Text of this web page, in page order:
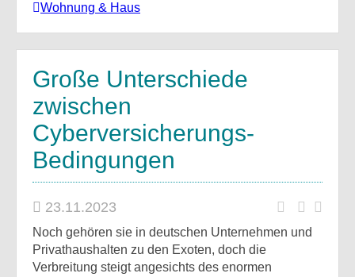
Wohnung & Haus
Große Unterschiede
zwischen
Cyberversicherungs-
Bedingungen
23.11.2023
Noch gehören sie in deutschen Unternehmen und
Privathaushalten zu den Exoten, doch die
Verbreitung steigt angesichts des enormen